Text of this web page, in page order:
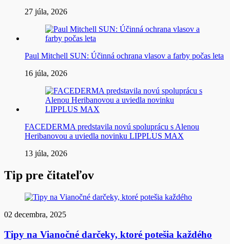
27 júla, 2026
Paul Mitchell SUN: Účinná ochrana vlasov a farby počas leta
16 júla, 2026
FACEDERMA predstavila novú spoluprácu s Alenou
Heribanovou a uviedla novinku LIPPLUS MAX
13 júla, 2026
Tip pre čitateľov
02 decembra, 2025
Tipy na Vianočné darčeky, ktoré potešia každého